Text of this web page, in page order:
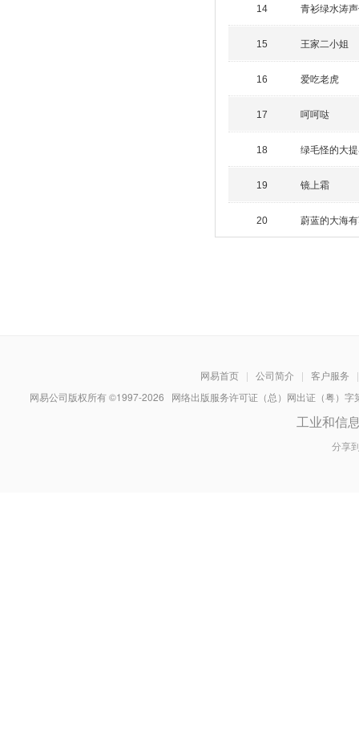
14 青衫绿水涛
15 王家二小姐
16 爱吃老虎
17 呵呵哒
18 绿毛怪的大
19 镜上霜
20 蔚蓝的大海
网易首页 | 公司简介 | 客户服务
|
网易公司版权所有 ©1997-2026 网络出版服务许可证（总）网出证（粤）
工业和信
分享